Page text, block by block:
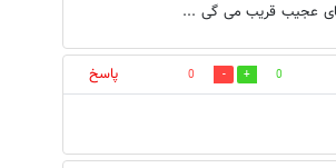
عجیب قریب می گی ...
0
0
پاسخ